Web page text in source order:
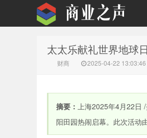
商业之声
太太乐献礼世界地球
财商 2025-04-22 13:03:46
摘要： 上海2025年4月22日
阳田园热闹启幕。此次活动